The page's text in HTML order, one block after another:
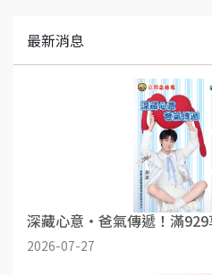
最新消息
深藏心意・爸氣傳遞！滿
2026-07-27